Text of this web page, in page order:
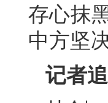
存心抹
中方坚
记者